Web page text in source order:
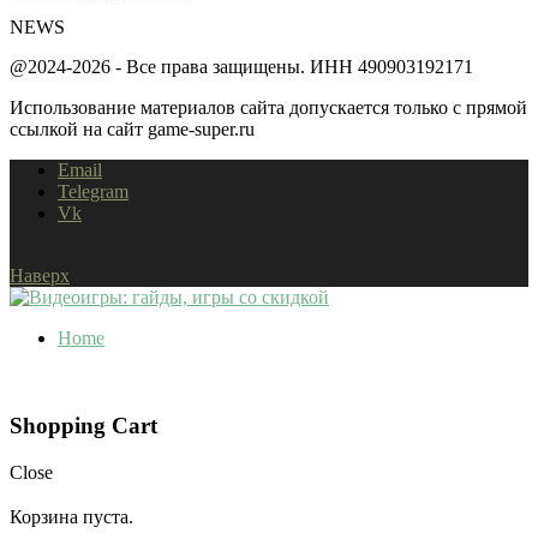
NEWS
@2024-2026 - Все права защищены. ИНН 490903192171
Использование материалов сайта допускается только с прямой
ссылкой на сайт game-super.ru
Email
Telegram
Vk
Наверх
Home
Shopping Cart
Close
Корзина пуста.